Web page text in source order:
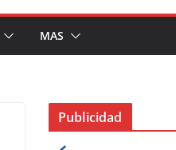
MAS
Publicidad